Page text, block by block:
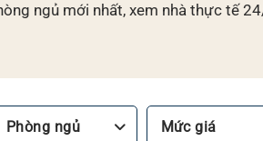
ngủ mới nhất, xem nhà thực tế
Phòng ngủ Mức giá